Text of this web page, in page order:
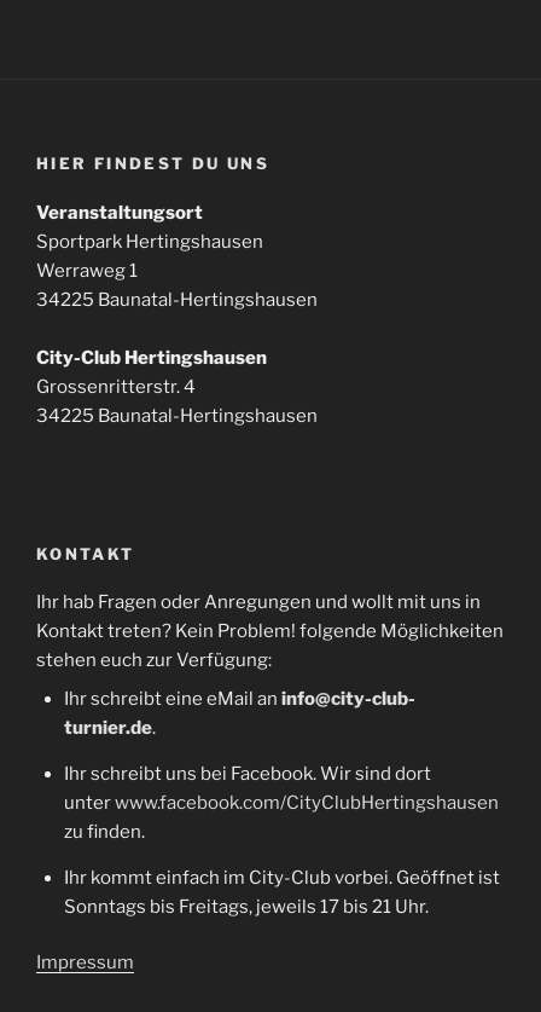
HIER FINDEST DU UNS
Veranstaltungsort
Sportpark Hertingshausen
Werraweg 1
34225 Baunatal-Hertingshausen
City-Club Hertingshausen
Grossenritterstr. 4
34225 Baunatal-Hertingshausen
KONTAKT
Ihr hab Fragen oder Anregungen und wollt mit uns in
Kontakt treten? Kein Problem! folgende Möglichkeiten
stehen euch zur Verfügung:
Ihr schreibt eine eMail an info@city-club-
turnier.de.
Ihr schreibt uns bei Facebook. Wir sind dort
unterwww.facebook.com/CityClubHertingshausen
zu finden.
Ihr kommt einfach im City-Club vorbei. Geöffnet ist
Sonntags bis Freitags, jeweils 17 bis 21 Uhr.
Impressum